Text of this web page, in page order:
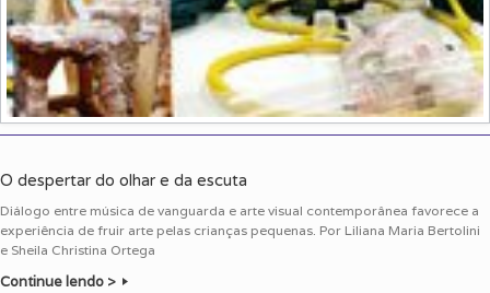
O despertar do olhar e da escuta
Diálogo entre música de vanguarda e arte visual contemporânea favorece a
experiência de fruir arte pelas crianças pequenas. Por Liliana Maria Bertolini
e Sheila Christina Ortega
Continue lendo >